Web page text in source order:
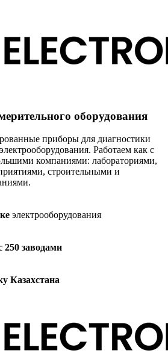
оборудования
приборы для диагностики
Работаем как с
компаниями: лабораториями,
строительными и
электрооборудования
250 заводами
Казахстана